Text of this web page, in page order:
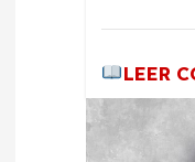
LEER